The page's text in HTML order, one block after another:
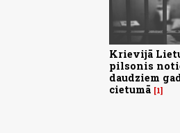
Krievijā
pilsonis
daudziem
cietumā 1